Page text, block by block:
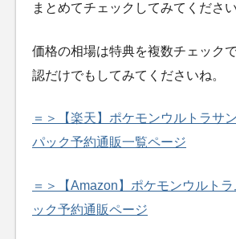
まとめてチェックしてみてください
価格の相場は特典を複数チェック
認だけでもしてみてくださいね。
＝＞【楽天】ポケモンウルトラサ
パック予約通販一覧ページ
＝＞【Amazon】ポケモンウルト
ック予約通販ページ